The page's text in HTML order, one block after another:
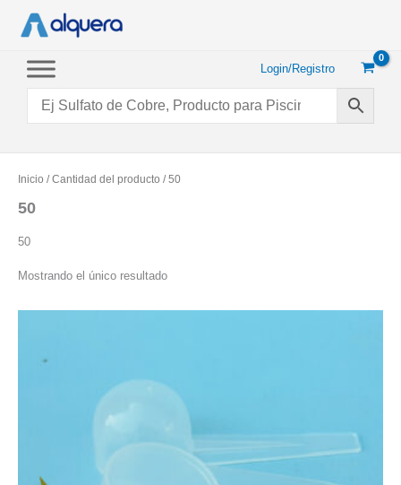
Login/Registro
Inicio / Cantidad del producto / 50
50
50
Mostrando el único resultado